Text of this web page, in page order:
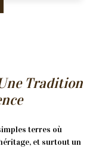
Tradition
terres où
et surtout un